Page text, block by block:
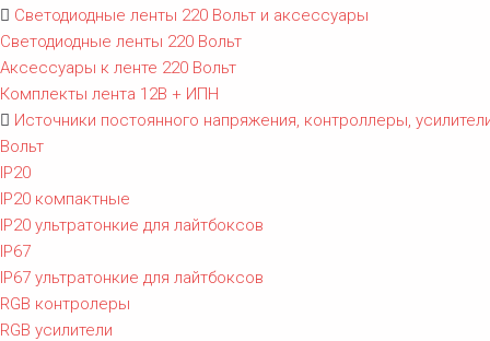
Светодиодные ленты 220 Вольт и аксессуары
Светодиодные ленты 220 Вольт
Аксессуары к ленте 220 Вольт
Комплекты лента 12В + ИПН
Источники постоянного напряжения, контроллеры,
Вольт
IP20
IP20 компактные
IP20 ультратонкие для лайтбоксов
IP67
IP67 ультратонкие для лайтбоксов
RGB контролеры
RGB усилители